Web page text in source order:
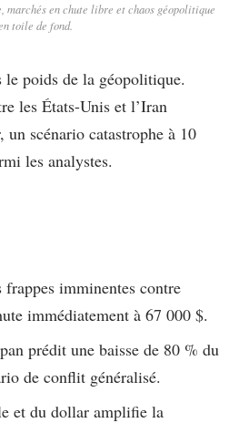
en chute libre et chaos géopolitique
toile de fond.
poids de la géopolitique.
les États-Unis et l’Iran
un scénario catastrophe à 10
les analystes.
frappes imminentes contre
immédiatement à 67 000 $.
prédit une baisse de 80 % du
de conflit généralisé.
et du dollar amplifie la